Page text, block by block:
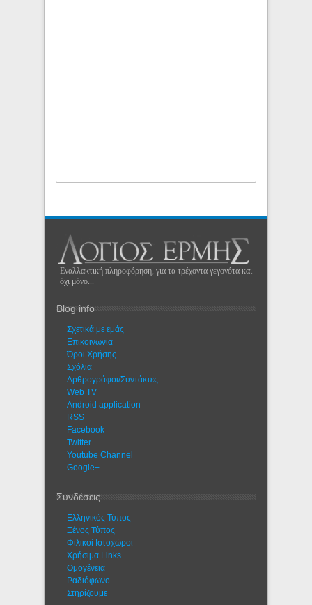
Εναλλακτική πληροφόρηση, για τα τρέχοντα γεγονότα και
όχι μόνο...
Blog info
Σχετικά με εμάς
Eπικοινωνία
Όροι Χρήσης
Σχόλια
Αρθρογράφοι/Συντάκτες
Web TV
Android application
RSS
Facebook
Twitter
Youtube Channel
Google+
Συνδέσεις
Ελληνικός Τύπος
Ξένος Τύπος
Φιλικοί Ιστοχώροι
Χρήσιμα Links
Ομογένεια
Ραδιόφωνο
Στηρίζουμε